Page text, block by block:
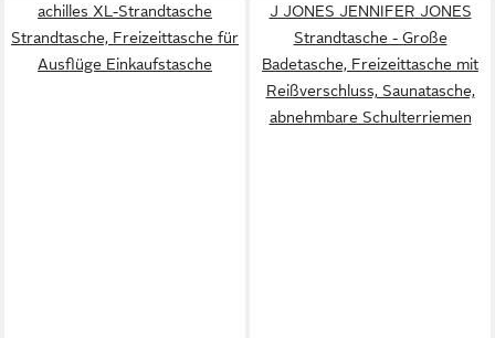
achilles XL-Strandtasche
Strandtasche, Freizeittasche für
Ausflüge Einkaufstasche
J JONES JENNIFER JONES
Strandtasche - Große
Badetasche, Freizeittasche mit
Reißverschluss, Saunatasche,
abnehmbare Schulterriemen